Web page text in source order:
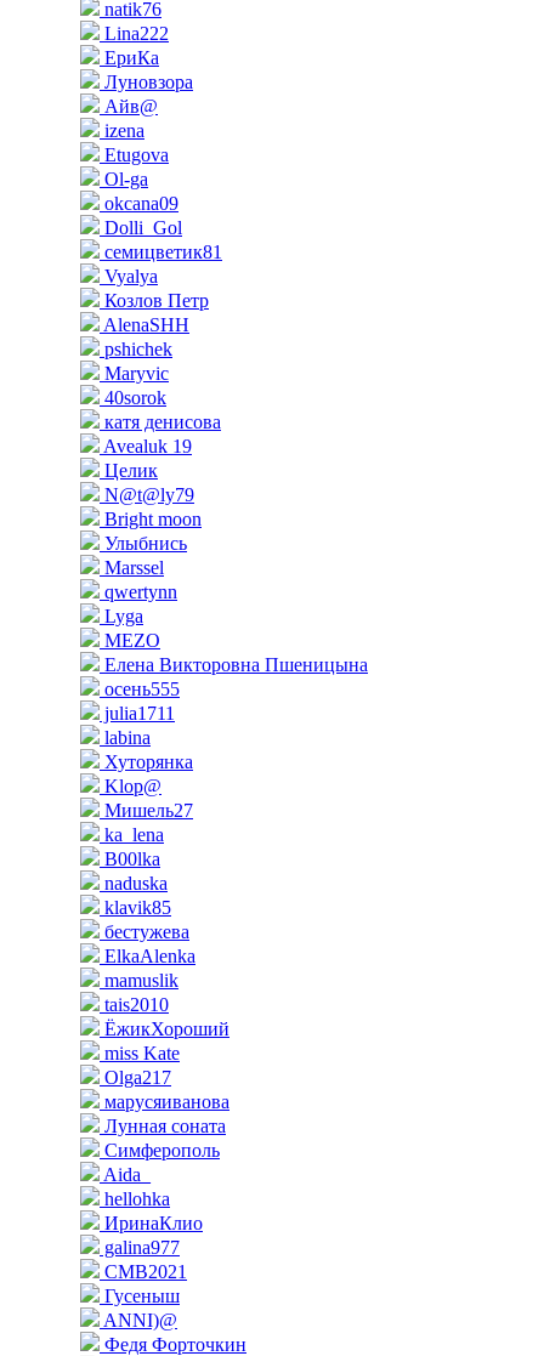
natik76
Lina222
ЕриКа
Луновзора
Айв@
izena
Etugova
Ol-ga
okcana09
Dolli_Gol
семицветик81
Vyalya
Козлов Петр
AlenaSHH
pshichek
Maryvic
40sorok
катя денисова
Avealuk 19
Целик
N@t@ly79
Bright moon
Улыбнись
Marssel
qwertynn
Lyga
MEZO
Елена Викторовна Пшеницына
осень555
julia1711
labina
Хуторянка
Klop@
Мишель27
ka_lena
B00lka
naduska
klavik85
бестужева
ElkaAlenka
mamuslik
tais2010
ЁжикХороший
miss Kate
Olga217
марусяиванова
Лунная соната
Симферополь
Aida_
hellohka
ИринаКлио
galina977
СМВ2021
Гусеныш
ANNI)@
Федя Форточкин